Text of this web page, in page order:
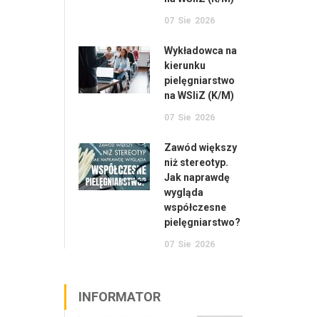
07 Sie 2026
Wykładowca na
kierunku
pielęgniarstwo
na WSIiZ (K/M)
07 Sie 2026
Zawód większy
niż stereotyp.
Jak naprawdę
wygląda
współczesne
pielęgniarstwo?
07 Sie 2026
INFORMATOR